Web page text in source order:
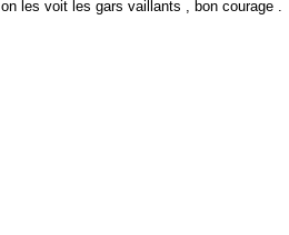
on les voit les gars vaillants , bon courage .